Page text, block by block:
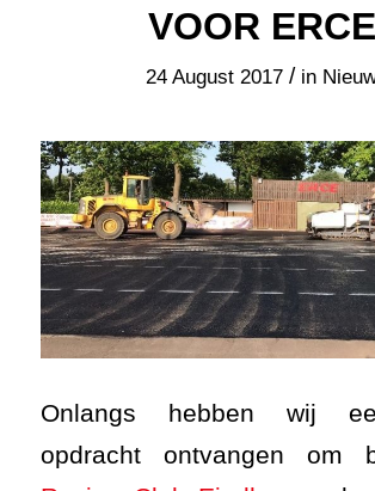
VOOR
24 August 2017 / in
Onlangs hebben wij
opdracht ontvangen om